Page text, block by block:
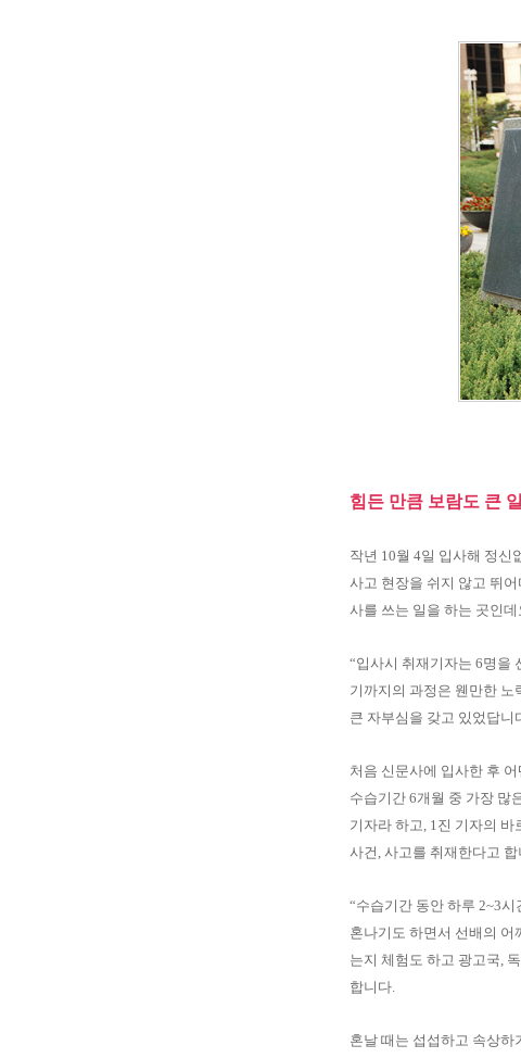
힘든 만큼 보람도 큰
작년 10월 4일 입사해 정신
사고 현장을 쉬지 않고 뛰
사를 쓰는 일을 하는 곳인
“입사시 취재기자는 6명을
기까지의 과정은 웬만한 노
큰 자부심을 갖고 있었답니
처음 신문사에 입사한 후
수습기간 6개월 중 가장 많
기자라 하고, 1진 기자의 바
사건, 사고를 취재한다고 합
“수습기간 동안 하루 2~3
혼나기도 하면서 선배의 어
는지 체험도 하고 광고국,
합니다.
혼날 때는 섭섭하고 속상